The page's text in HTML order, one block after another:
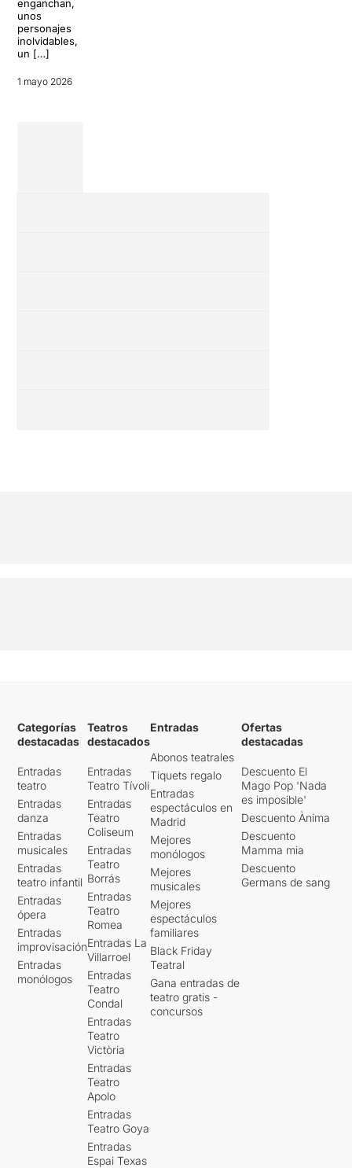
enganchan,
unos
personajes
inolvidables,
un […]
1 mayo 2026
Categorías
destacadas
Entradas
teatro
Entradas
danza
Entradas
musicales
Entradas
teatro infantil
Entradas
ópera
Entradas
improvisación
Entradas
monólogos
Teatros
destacados
Entradas
Teatro Tívoli
Entradas
Teatro
Coliseum
Entradas
Teatro
Borrás
Entradas
Teatro
Romea
Entradas La
Villarroel
Entradas
Teatro
Condal
Entradas
Teatro
Victòria
Entradas
Teatro
Apolo
Entradas
Teatro Goya
Entradas
Espai Texas
Entradas
Abonos teatrales
Tiquets regalo
Entradas
espectáculos en
Madrid
Mejores
monólogos
Mejores
musicales
Mejores
espectáculos
familiares
Black Friday
Teatral
Gana entradas de
teatro gratis -
concursos
Ofertas
destacadas
Descuento El
Mago Pop 'Nada
es imposible'
Descuento Ànima
Descuento
Mamma mia
Descuento
Germans de sang